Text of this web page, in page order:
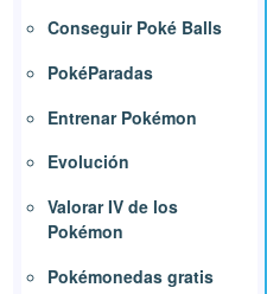
Conseguir Poké Balls
PokéParadas
Entrenar Pokémon
Evolución
Valorar IV de los
Pokémon
Pokémonedas gratis